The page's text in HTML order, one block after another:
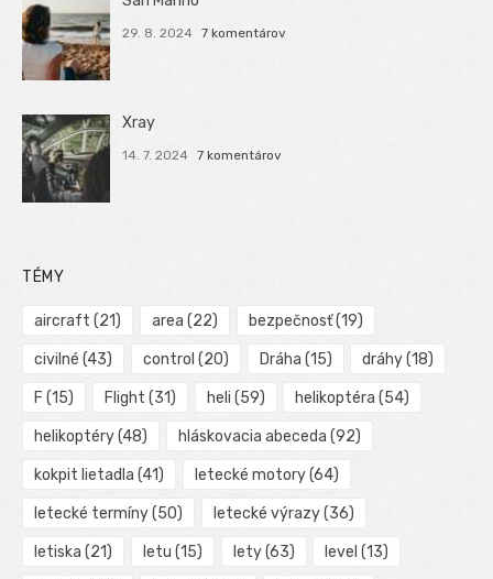
29. 8. 2024 7 komentárov
Xray
14. 7. 2024 7 komentárov
TÉMY
aircraft (21) area (22) bezpečnosť(19)
civilné (43) control (20) Dráha (15) dráhy(18)
F (15) Flight (31) heli (59) helikoptéra (54)
helikoptéry(48) hláskovacia abeceda (92)
kokpit lietadla (41) letecké motory(64)
letecké termíny(50) letecké výrazy(36)
letiska (21) letu (15) lety(63) level (13)